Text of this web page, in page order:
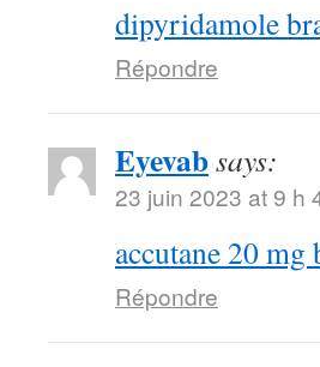
dipyridamole
Répondre
Eyevabsays:
23 juin 2023 at 9 h
accutane 20
Répondre